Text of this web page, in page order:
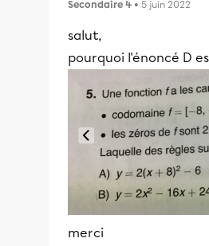
Secondaire 4 • 5 juin 2022
salut,
pourquoi l'énoncé D
merci